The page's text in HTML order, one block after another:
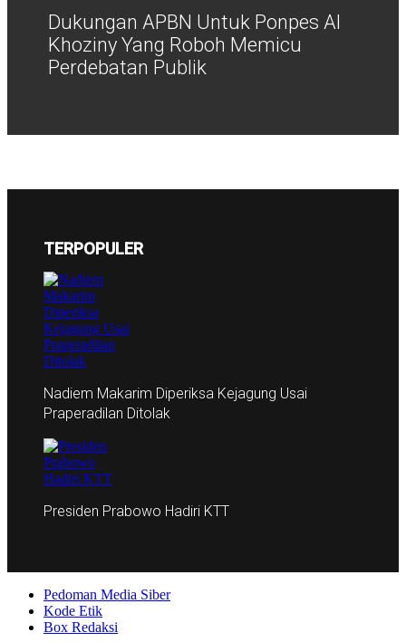
Dukungan APBN Untuk Ponpes Al
Khoziny Yang Roboh Memicu
Perdebatan Publik
TERPOPULER
Nadiem Makarim Diperiksa Kejagung Usai
Praperadilan Ditolak
Presiden Prabowo Hadiri KTT
Pedoman Media Siber
Kode Etik
Box Redaksi